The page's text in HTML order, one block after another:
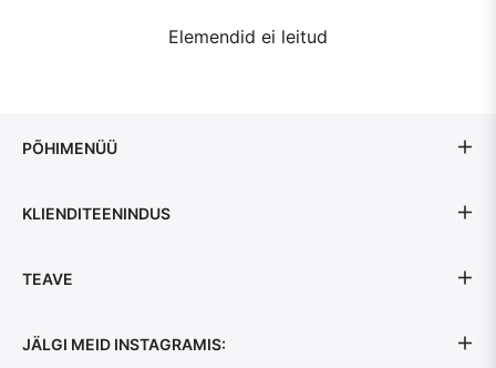
Elemendid ei leitud
PÕHIMENÜÜ
KLIENDITEENINDUS
TEAVE
JÄLGI MEID INSTAGRAMIS: